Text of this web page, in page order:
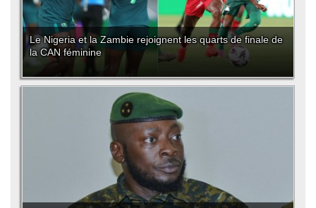
Le Nigeria et la Zambie rejoignent les quarts de finale de
la CAN féminine